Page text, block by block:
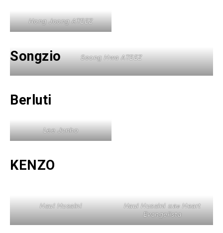
Hong Joong ATEEZ
Songzio Seong Hwa ATEEZ
Berluti
Lee Junho
KENZO
Haul Husaini
Haul Husaini และ Heart
Evangelista